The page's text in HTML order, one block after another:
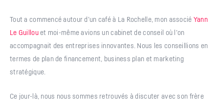
Tout a commencé autour d’un café à La Rochelle, mon associé Yann
Le Guillouet moi-même avions un cabinet de conseil où l’on
accompagnait des entreprises innovantes. Nous les conseillions en
termes de plan de financement, business plan et marketing
stratégique.
Ce jour-là, nous nous sommes retrouvés à discuter avec son frère